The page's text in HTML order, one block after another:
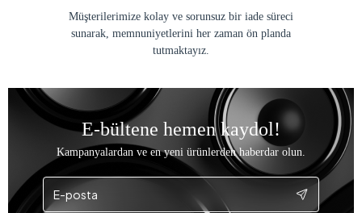
Müşterilerimize kolay ve sorunsuz bir iade süreci
sunarak, memnuniyetlerini her zaman ön planda
tutmaktayız.
E-bültene hemen kaydol!
Kampanyalardan ve en yeni ürünlerden haberdar olun.